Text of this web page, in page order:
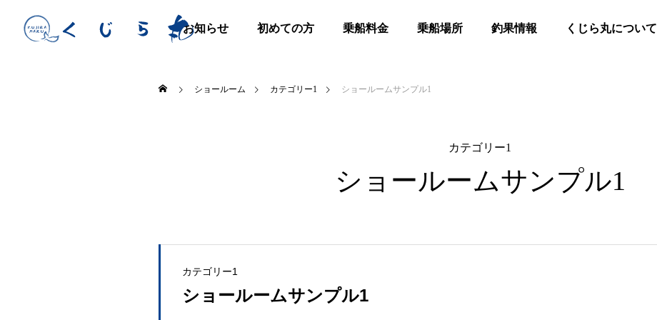
お知らせ 初めての方 乗船料金 乗船場所 釣果情報 くじら丸について
ショールーム カテゴリー1 ショールームサンプル1
カテゴリー1
ショールームサンプル1
カテゴリー1
ショールームサンプル1